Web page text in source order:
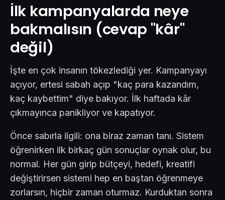
İlk kampanyalarda neye
bakmalısın (cevap "kâr"
değil)
İşte en çok insanın tökezlediği yer. Kampanyayı
açıyor, ertesi sabah açıp "kaç para kazandım,
kaç kaybettim" diye bakıyor. İlk haftada kâr
çıkmayınca panikliyor ve kapatıyor.
Önce sabırla ilgili: ona biraz zaman tanı. Sistem
öğrenirken ilk birkaç gün sonuçlar oynak olur, bu
normal. Her gün girip bütçeyi, hedefi, kreatifi
değiştirirsen sistemi hep en baştan öğrenmeye
zorlarsın, hiçbir zaman oturmaz. Kurduktan sonra